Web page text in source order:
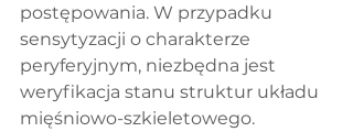
postępowania. W przypadku
sensytyzacji o charakterze
peryferyjnym, niezbędna jest
weryfikacja stanu struktur układu
mięśniowo-szkieletowego.